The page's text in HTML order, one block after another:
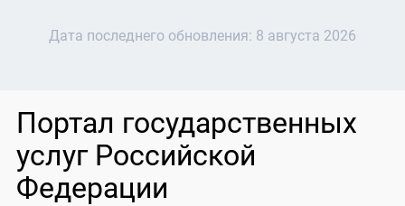
Дата последнего обновления: 8 августа 2026
Портал государственных
услуг Российской
Федерации